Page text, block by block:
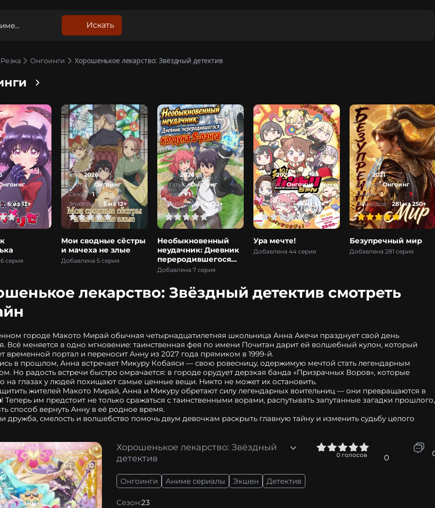
Искать
Онгоинги Хорошенькое лекарство: Звёздный детектив
6 из 12+
серия
Год: 2026
Статус: Онгоинг
Сезон: 1
Эпизодов: 5 из 12+
1 2 3 4
Мои сводные сёстры
и мачеха не злые
Добавлена 5 серия
Год: 2026
Статус: Онгоинг
Сезон: 1
Эпизодов: 7 из 12+
0 1 2 3
Необыкновенный
неудачник: Дневник
переродившегося
колдуна S-ранга
Добавлена 7 серия
Год: 2025
Статус: Онгоинг
Сезон: 1
Эпизодов: 44 из 52+
0 1 2 3 4
Ура мечте!
Добавлена 44 серия
Год: 2021
Статус: Онгоинг
Сезон: 1
Эпизодов: 281 из 250+
100 1 2 3 4
Безупречный мир
Добавлена 281 серия
100 1 2 3 4
лекарство: Звёздный детектив смотреть
городе Макото Мирай обычная четырнадцатилетняя школьница Анна Акечи празднует свой день
Всё меняется в одно мгновение: таинственная фея по имени Почитан дарит ей волшебный кулон, который
временной портал и переносит Анну из 2027 года прямиком в 1999-й.
в прошлом, Анна встречает Микуру Кобаяси — свою ровесницу, одержимую мечтой стать легендарным
Но радость встречи быстро омрачается: в городе орудует дерзкая банда «Призрачных Воров», которые
на глазах у людей похищают самые ценные вещи. Никто не может их остановить.
! Теперь им предстоит не только сражаться с таинственными ворами, распутывать запутанные загадки прошлого,
способ вернуть Анну в её родное время.
дружба, смелость и волшебство помочь двум девочкам раскрыть главную тайну и изменить судьбу целого
Хорошенькое лекарство: Звёздный
детектив
0 1 3
0 голосов 0
Онгоинги Аниме сериалы Экшен Детектив
Сезон:23